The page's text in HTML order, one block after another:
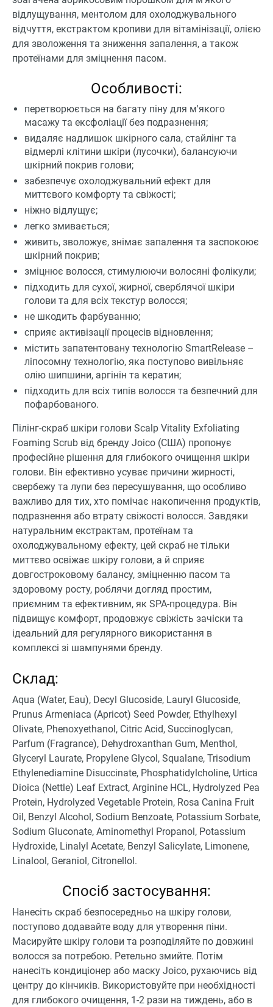
відлущування, ментолом для охолоджувального
відчуття, екстрактом кропиви для вітамінізації, олією
для зволоження та зниження запалення, а також
протеїнами для зміцнення пасом.
Особливості:
перетворюється на багату піну для м'якого
масажу та ексфоліації без подразнення;
видаляє надлишок шкірного сала, стайлінг та
відмерлі клітини шкіри (лусочки), балансуючи
шкірний покрив голови;
забезпечує охолоджувальний ефект для
миттєвого комфорту та свіжості;
ніжно відлущує;
легко змивається;
живить, зволожує, знімає запалення та заспокоює
шкірний покрив;
зміцнює волосся, стимулюючи волосяні фолікули;
підходить для сухої, жирної, сверблячої шкіри
голови та для всіх текстур волосся;
не шкодить фарбуванню;
сприяє активізації процесів відновлення;
містить запатентовану технологію SmartRelease –
ліпосомну технологію, яка поступово вивільняє
олію шипшини, аргінін та кератин;
підходить для всіх типів волосся та безпечний для
пофарбованого.
Пілінг-скраб шкіри голови Scalp Vitality Exfoliating
Foaming Scrub від бренду Joico (США) пропонує
професійне рішення для глибокого очищення шкіри
голови. Він ефективно усуває причини жирності,
свербежу та лупи без пересушування, що особливо
важливо для тих, хто помічає накопичення продуктів,
подразнення або втрату свіжості волосся. Завдяки
натуральним екстрактам, протеїнам та
охолоджувальному ефекту, цей скраб не тільки
миттєво освіжає шкіру голови, а й сприяє
довгостроковому балансу, зміцненню пасом та
здоровому росту, роблячи догляд простим,
приємним та ефективним, як SPA-процедура. Він
підвищує комфорт, продовжує свіжість зачіски та
ідеальний для регулярного використання в
комплексі зі шампунями бренду.
Склад:
Aqua (Water, Eau), Decyl Glucoside, Lauryl Glucoside,
Prunus Armeniaca (Apricot) Seed Powder, Ethylhexyl
Olivate, Phenoxyethanol, Citric Acid, Succinoglycan,
Parfum (Fragrance), Dehydroxanthan Gum, Menthol,
Glyceryl Laurate, Propylene Glycol, Squalane, Trisodium
Ethylenediamine Disuccinate, Phosphatidylcholine, Urtica
Dioica (Nettle) Leaf Extract, Arginine HCL, Hydrolyzed Pea
Protein, Hydrolyzed Vegetable Protein, Rosa Canina Fruit
Oil, Benzyl Alcohol, Sodium Benzoate, Potassium Sorbate,
Sodium Gluconate, Aminomethyl Propanol, Potassium
Hydroxide, Linalyl Acetate, Benzyl Salicylate, Limonene,
Linalool, Geraniol, Citronellol.
Спосіб застосування:
Нанесіть скраб безпосередньо на шкіру голови,
поступово додавайте воду для утворення піни.
Масируйте шкіру голови та розподіляйте по довжині
волосся за потребою. Ретельно змийте. Потім
нанесіть кондиціонер або маску Joico, рухаючись від
центру до кінчиків. Використовуйте при необхідності
для глибокого очищення, 1-2 рази на тиждень, або в